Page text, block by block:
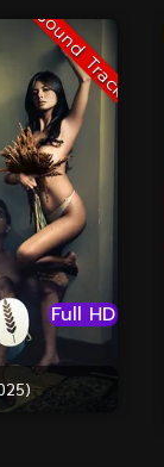
Sound Track
Full HD